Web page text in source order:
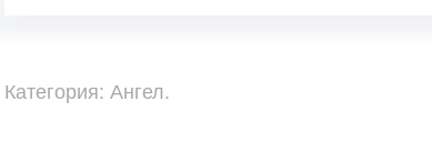
Категория:Ангел.